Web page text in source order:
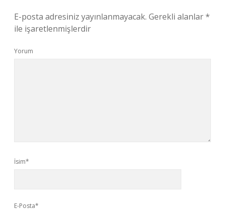
E-posta adresiniz yayınlanmayacak. Gerekli alanlar*
ile işaretlenmişlerdir
Yorum
İsim*
E-Posta*